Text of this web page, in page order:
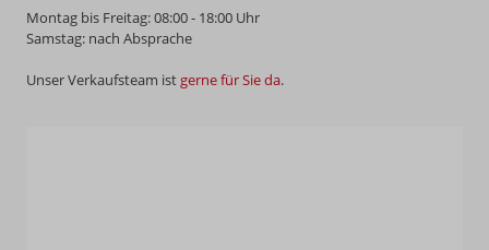
Montag bis Freitag: 08:00 - 18:00 Uhr
Samstag: nach Absprache
Unser Verkaufsteam ist gerne für Sie da.